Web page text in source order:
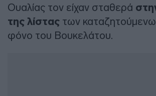
Ουαλίας τον είχαν σταθερά
της λίστας των
φόνο του Βουκελάτου.